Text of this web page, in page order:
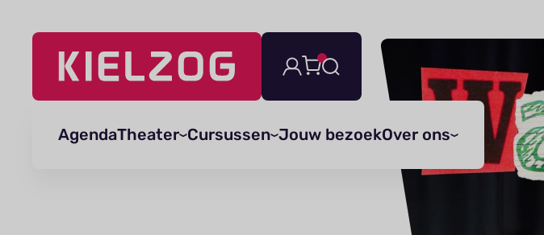
Navigatie
AgendaTheater Cursussen Jouw bezoekOver ons